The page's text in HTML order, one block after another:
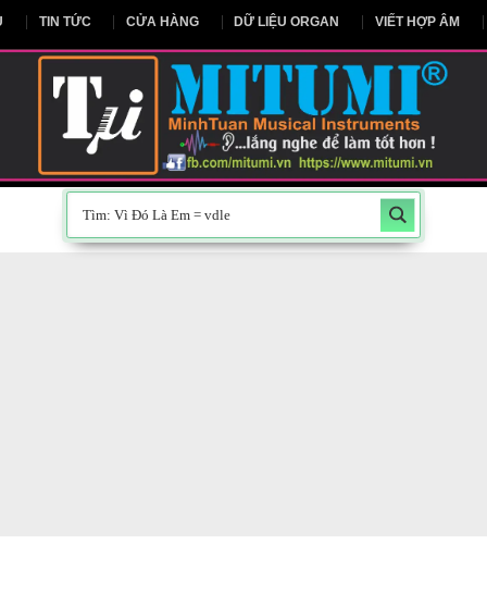
CHỦ TIN TỨC CỬA HÀNG DỮ LIỆU ORGAN